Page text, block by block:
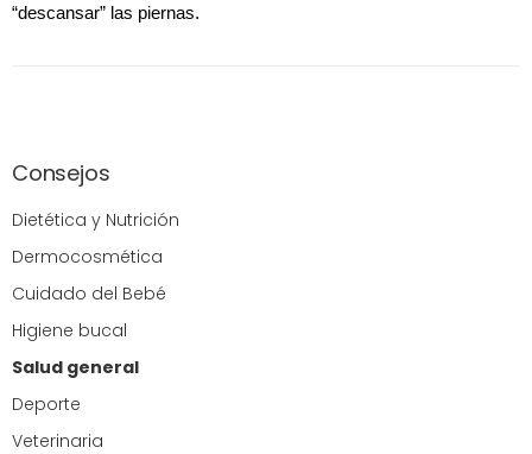
“descansar” las piernas.
Consejos
Dietética y Nutrición
Dermocosmética
Cuidado del Bebé
Higiene bucal
Salud general
Deporte
Veterinaria